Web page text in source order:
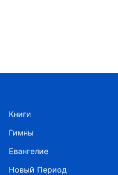
Книги
Гимны
Евангелие
Новый Период